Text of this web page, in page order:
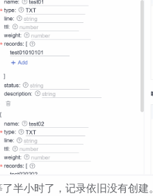
半小时了，记录依旧没有创建。